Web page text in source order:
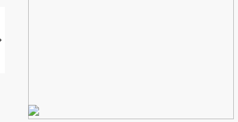
特朗普出席葬礼疑似打瞌